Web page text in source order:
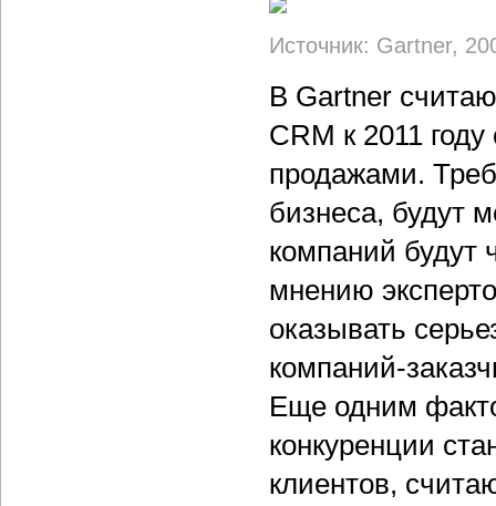
Источник: Gartner,
В Gartner
CRM к 2011
продажами.
бизнеса, будут
компаний будут
мнению
оказывать
компаний-
Еще одним
конкуренции
клиентов,